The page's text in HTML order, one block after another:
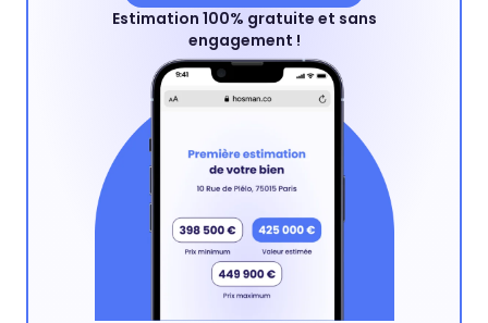
Estimation 100% gratuite et sans
engagement !